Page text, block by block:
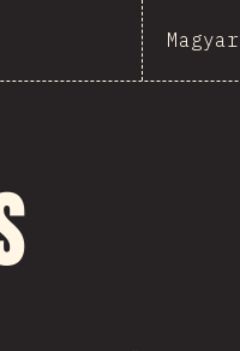
Magyar